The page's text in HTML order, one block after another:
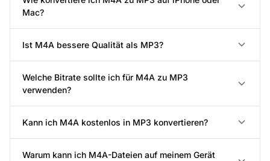
Mac?
Ist M4A bessere Qualität als MP3?
Welche Bitrate sollte ich für M4A zu MP3
verwenden?
Kann ich M4A kostenlos in MP3 konvertieren?
Warum kann ich M4A-Dateien auf meinem Gerät